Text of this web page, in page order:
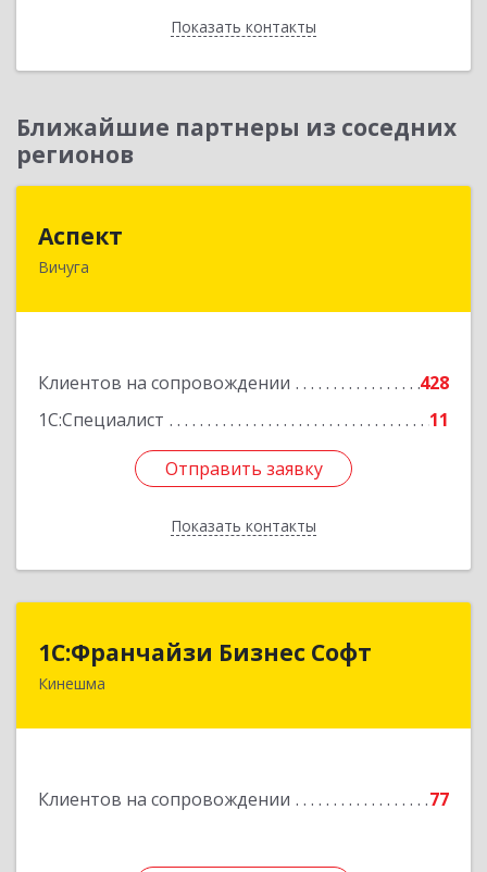
Показать контакты
Назад
Ближайшие партнеры из соседних
регионов
Аспект
Вичуга
Клиентов на сопровождении
428
1С:Специалист
11
Отправить заявку
Показать контакты
155331, Ивановская обл, Вичугский р-н, Вичуга
Отправить заявку
Назад
1С:Франчайзи Бизнес Софт
Кинешма
Клиентов на сопровождении 77
1С:Франчайзи Бизнес Софт
155800, Ивановская обл, Кинешма г, Жуковская